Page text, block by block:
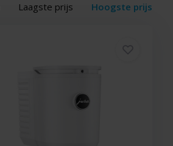
Laagste prijs Hoogste prijs